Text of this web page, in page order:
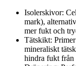
Isolerskivor:
mark),
mer fukt och
Tätskikt:
mineraliskt
hindra fukt från